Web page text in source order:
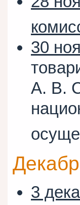
30
А. В.
3